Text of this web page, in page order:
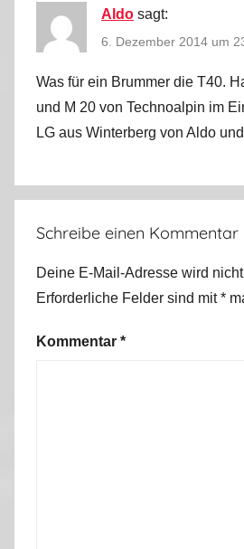
1
5
Aldo sagt:
6. Dezember 2014 um
Was für ein Brummer die T40.
und M 20 von Technoalpin im
LG aus Winterberg von Aldo
Schreibe einen Kommentar
Deine E-Mail-Adresse wird
Erforderliche Felder sind mit*
Kommentar *